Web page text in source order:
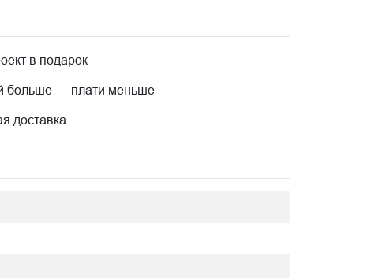
в подарок
больше — плати меньше
доставка